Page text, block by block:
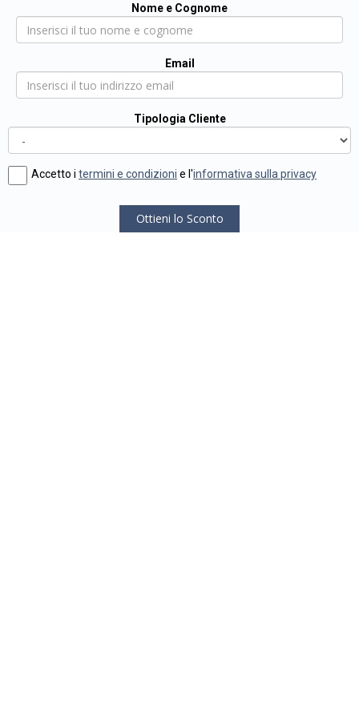
Nome e Cognome
Email
Tipologia Cliente
Accetto i termini e condizioni e l'informativa sulla privacy
Ottieni lo Sconto